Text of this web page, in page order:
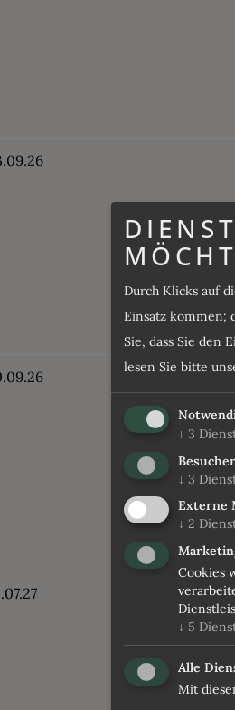
Durch Klicks auf
Einsatz kommen;
Sie, dass Sie den
lesen Sie bitte
↓ 3
↓ 3
Externe
↓ 2
Cookies
↓ 5
Alle
Mit